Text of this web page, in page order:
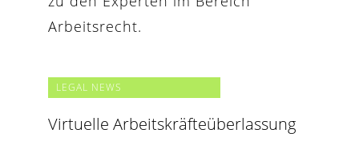
Arbeitsrecht.
LEGAL NEWS
Virtuelle Arbeitskräfteüberlassung